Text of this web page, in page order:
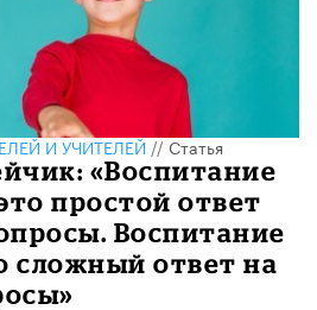
И УЧИТЕЛЕЙ//Статья
«Воспитание
простой ответ
Воспитание
сложный ответ на